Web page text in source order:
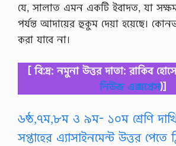
যে, সালাত এমন একটি ইবাদত, যা
পর্যন্ত আদায়ের হুকুম দেয়া হয়েছে।
করা যাবে না।
[ বি:দ্র: নমুনা উত্তর দাতা: রাকিব
নিউজ এক্সপ্রেস)]
৬ষ্ঠ,৭ম,৮ম ও ৯ম- ১০ম শ্রেণি
সপ্তাহের এ্যাসাইনমেন্ট উত্তর